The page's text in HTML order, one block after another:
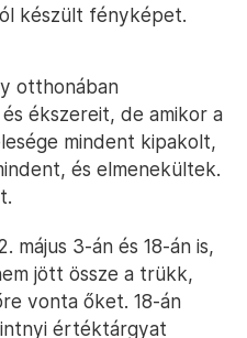
készült fényképet.
otthonában
ékszereit, de amikor a
mindent kipakolt,
és elmenekültek.
május 3-án és 18-án is,
jött össze a trükk,
vonta őket. 18-án
értéktárgyat